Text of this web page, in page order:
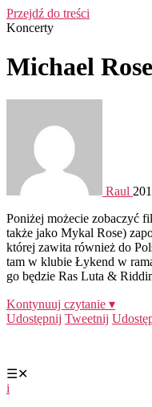
Przejdź do treści
Koncerty
Michael
Raul
Poniżej możecie zobaczyć
także jako Mykal Rose)
której zawita również do
tam w klubie Łykend w
go będzie Ras Luta &
Kontynuuj czytanie ▾
Udostępnij Tweetnij
☰✕
i